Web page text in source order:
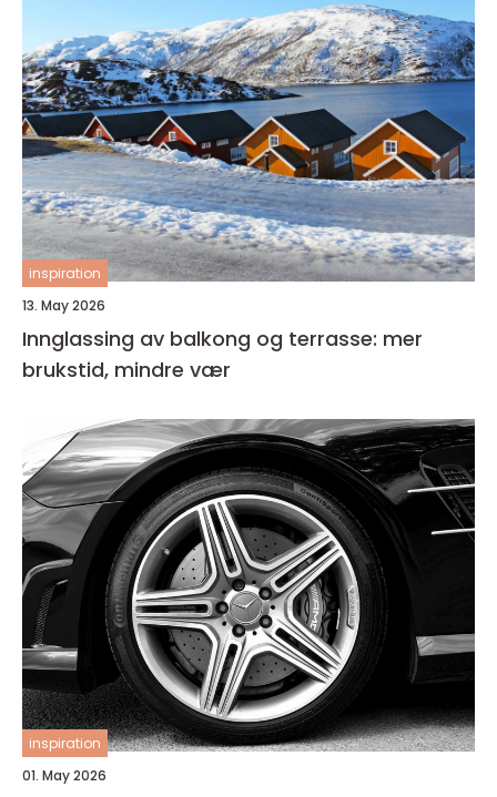
inspiration
13. May 2026
Innglassing av balkong og terrasse: mer
brukstid, mindre vær
inspiration
01. May 2026